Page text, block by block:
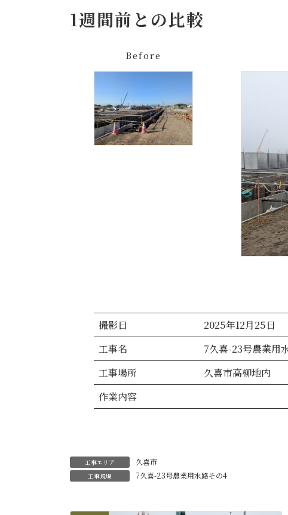
1週間前との比較
Before
撮影日
2025年12月25日
工事名
7久喜-23号農業用
工事場所
久喜市高柳地内
作業内容
工事エリア 久喜市
工事現場 7久喜-23号農業用水路その4